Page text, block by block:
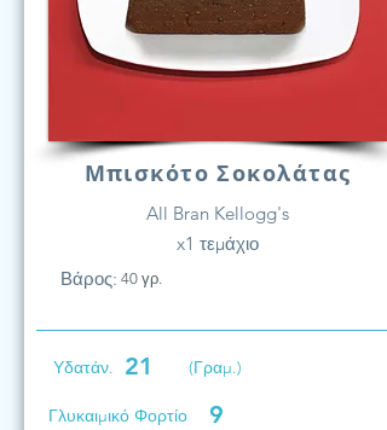
Μπισκότο Σοκολάτας
All Bran Kellogg's
x1 τεμάχιο
Βάρος: 40 γρ.
Υδατάν. 21 (Γραμ.)
Γλυκαιμικό Φορτίο 9